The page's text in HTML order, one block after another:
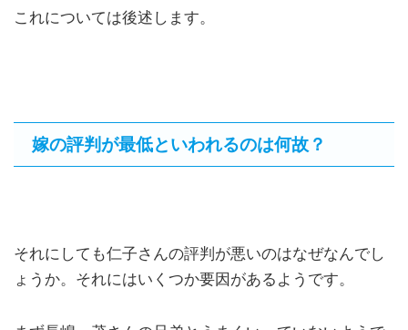
これについては後述します。
嫁の評判が最低といわれるのは何故？
それにしても仁子さんの評判が悪いのはなぜなんでし
ょうか。それにはいくつか要因があるようです。